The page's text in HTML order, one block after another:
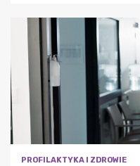
PROFILAKTYKA I ZDROWIE